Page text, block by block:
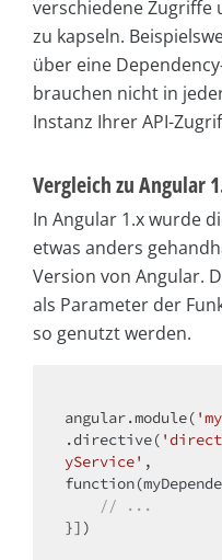
verschiedene Zugriffe
zu kapseln.
über eine
brauchen nicht in
Instanz Ihrer API-
Vergleich zu Angular
In Angular 1.x wurde
etwas anders
Version von Angular.
als Parameter der
so genutzt werden.
angular.module(
.directive(
yService' ,
// ...
}])